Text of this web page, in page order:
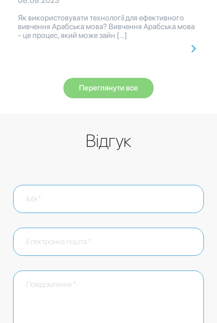
Як використовувати технології для ефективного
вивчення Арабська мова? Вивчення Арабська мова
- це процес, який може зайн […]
Переглянути все
Відгук